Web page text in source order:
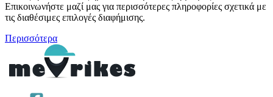
Επικοινωνήστε μαζί μας για περισσότερες πληροφορίες σχετικά με
τις διαθέσιμες επιλογές διαφήμισης.
Περισσότερα